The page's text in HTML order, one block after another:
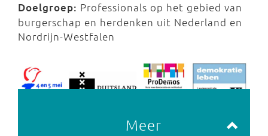
Doelgroep: Professionals op het gebied van
burgerschap en herdenken uit Nederland en
Nordrijn-Westfalen
Meer